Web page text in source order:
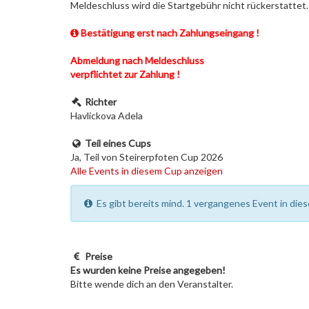
Meldeschluss wird die Startgebühr nicht rückerstattet.
Bestätigung erst nach Zahlungseingang !
Abmeldung nach Meldeschluss
verpflichtet zur Zahlung !
Richter
Havlickova Adela
Teil eines Cups
Ja, Teil von Steirerpfoten Cup 2026
Alle Events in diesem Cup anzeigen
Es gibt bereits mind. 1 vergangenes Event in
Preise
Es wurden keine Preise angegeben!
Bitte wende dich an den Veranstalter.